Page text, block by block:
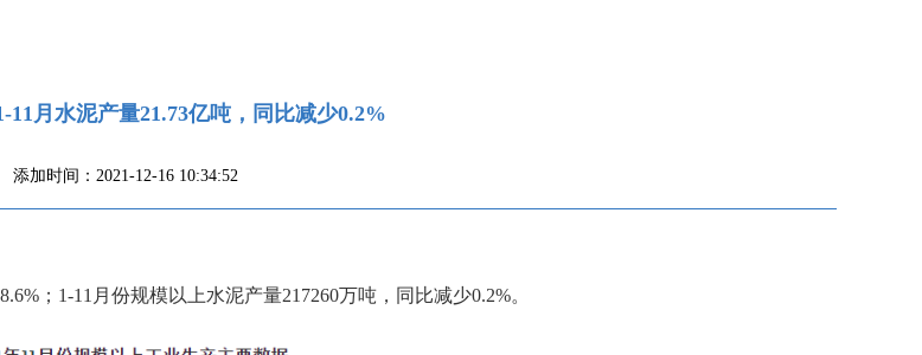
11月水泥产量21.73亿吨，同比减少0.2%
添加时间：2021-12-16 10:34:52
；1-11月份规模以上水泥产量217260万吨，同比减少0.2%。